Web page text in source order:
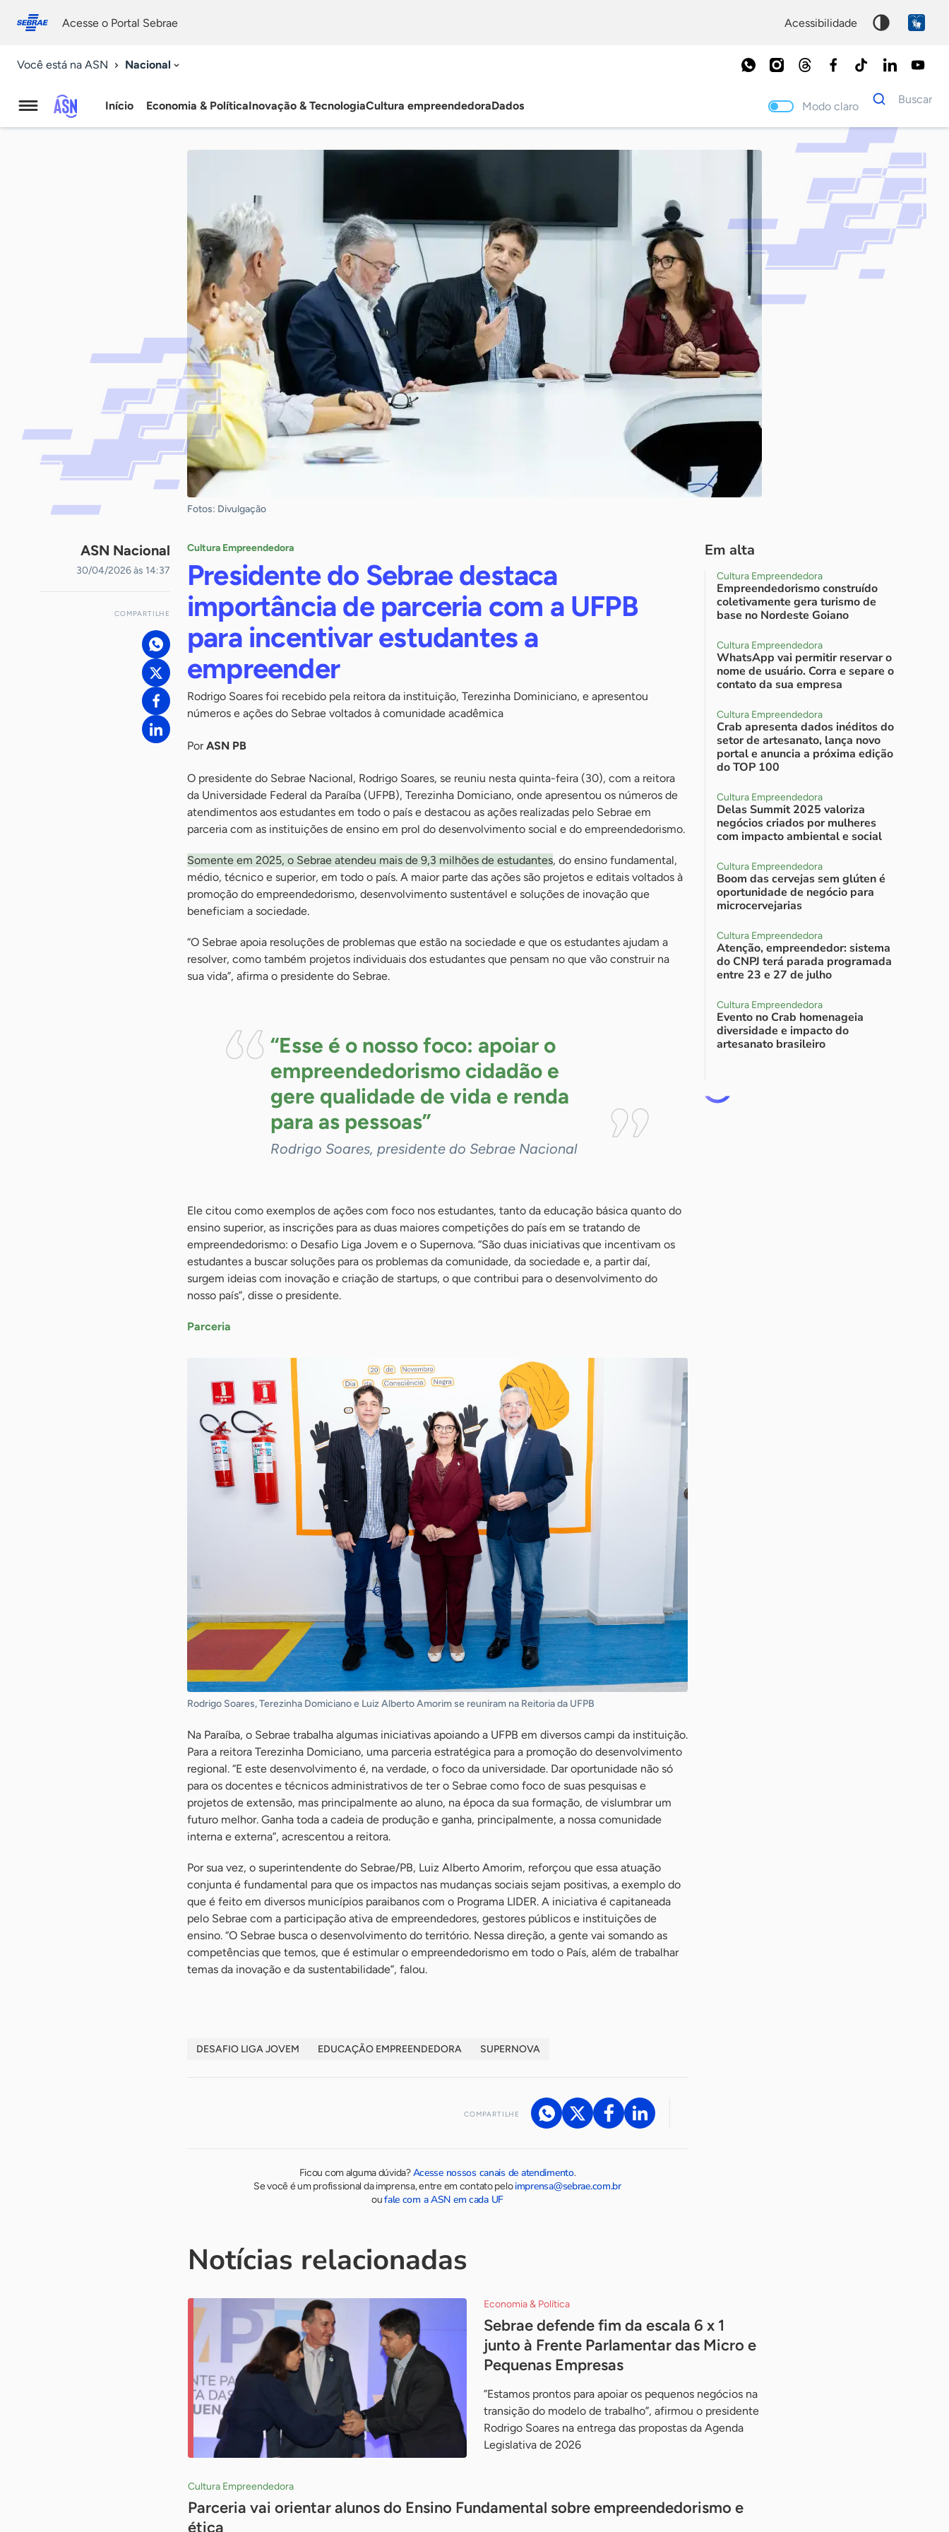
conosco
Acesse o Portal Sebrae acessibilidade
Você está na ASN Nacional
Agência
Início Economia & PolíticaInovação & TecnologiaCultura empreendedoraDados Modo claro
Dados
para
Buscar
Palavra
chave
Fotos: Divulgação
ASN Nacional
30/04/2026 às 14:37
COMPARTILHE
Cultura Empreendedora
Presidente do Sebrae destaca
importância de parceria com a UFPB
para incentivar estudantes a
empreender
Rodrigo Soares foi recebido pela reitora da instituição, Terezinha Dominiciano, e apresentou
números e ações do Sebrae voltados à comunidade acadêmica
PorASN PB
O presidente do Sebrae Nacional, Rodrigo Soares, se reuniu nesta quinta-feira (30), com a reitora
da Universidade Federal da Paraíba (UFPB), Terezinha Domiciano, onde apresentou os números de
atendimentos aos estudantes em todo o país e destacou as ações realizadas pelo Sebrae em
parceria com as instituições de ensino em prol do desenvolvimento social e do empreendedorismo.
Somente em 2025, o Sebrae atendeu mais de 9,3 milhões de estudantes, do ensino fundamental,
médio, técnico e superior, em todo o país. A maior parte das ações são projetos e editais voltados à
promoção do empreendedorismo, desenvolvimento sustentável e soluções de inovação que
beneficiam a sociedade.
“O Sebrae apoia resoluções de problemas que estão na sociedade e que os estudantes ajudam a
resolver, como também projetos individuais dos estudantes que pensam no que vão construir na
sua vida”, afirma o presidente do Sebrae.
“Esse é o nosso foco: apoiar o
empreendedorismo cidadão e
gere qualidade de vida e renda
para as pessoas”
Rodrigo Soares, presidente do Sebrae Nacional
Ele citou como exemplos de ações com foco nos estudantes, tanto da educação básica quanto do
ensino superior, as inscrições para as duas maiores competições do país em se tratando de
empreendedorismo: o Desafio Liga Jovem e o Supernova. “São duas iniciativas que incentivam os
estudantes a buscar soluções para os problemas da comunidade, da sociedade e, a partir daí,
surgem ideias com inovação e criação de startups, o que contribui para o desenvolvimento do
nosso país”, disse o presidente.
Parceria
Rodrigo Soares, Terezinha Domiciano e Luiz Alberto Amorim se reuniram na Reitoria da UFPB
Na Paraíba, o Sebrae trabalha algumas iniciativas apoiando a UFPB em diversos campi da instituição.
Para a reitora Terezinha Domiciano, uma parceria estratégica para a promoção do desenvolvimento
regional. “E este desenvolvimento é, na verdade, o foco da universidade. Dar oportunidade não só
para os docentes e técnicos administrativos de ter o Sebrae como foco de suas pesquisas e
projetos de extensão, mas principalmente ao aluno, na época da sua formação, de vislumbrar um
futuro melhor. Ganha toda a cadeia de produção e ganha, principalmente, a nossa comunidade
interna e externa”, acrescentou a reitora.
Por sua vez, o superintendente do Sebrae/PB, Luiz Alberto Amorim, reforçou que essa atuação
conjunta é fundamental para que os impactos nas mudanças sociais sejam positivas, a exemplo do
que é feito em diversos municípios paraibanos com o Programa LIDER. A iniciativa é capitaneada
pelo Sebrae com a participação ativa de empreendedores, gestores públicos e instituições de
ensino. “O Sebrae busca o desenvolvimento do território. Nessa direção, a gente vai somando as
competências que temos, que é estimular o empreendedorismo em todo o País, além de trabalhar
temas da inovação e da sustentabilidade”, falou.
DESAFIO LIGA JOVEM EDUCAÇÃO EMPREENDEDORA SUPERNOVA
COMPARTILHE
Ficou com alguma dúvida?Acesse nossos canais de atendimento.
Se você é um profissional da imprensa, entre em contato peloimprensa@sebrae.com.br
oufale com a ASN em cada UF
Em alta
Cultura Empreendedora
Empreendedorismo construído
coletivamente gera turismo de
base no Nordeste Goiano
Cultura Empreendedora
WhatsApp vai permitir reservar o
nome de usuário. Corra e separe o
contato da sua empresa
Cultura Empreendedora
Crab apresenta dados inéditos do
setor de artesanato, lança novo
portal e anuncia a próxima edição
do TOP 100
Cultura Empreendedora
Delas Summit 2025 valoriza
negócios criados por mulheres
com impacto ambiental e social
Cultura Empreendedora
Boom das cervejas sem glúten é
oportunidade de negócio para
microcervejarias
Cultura Empreendedora
Atenção, empreendedor: sistema
do CNPJ terá parada programada
entre 23 e 27 de julho
Cultura Empreendedora
Evento no Crab homenageia
diversidade e impacto do
artesanato brasileiro
Notícias relacionadas
Economia & Política
Sebrae defende fim da escala 6 x 1
junto à Frente Parlamentar das Micro e
Pequenas Empresas
”Estamos prontos para apoiar os pequenos negócios na
transição do modelo de trabalho”, afirmou o presidente
Rodrigo Soares na entrega das propostas da Agenda
Legislativa de 2026
Cultura Empreendedora
Parceria vai orientar alunos do Ensino Fundamental sobre empreendedorismo e
ética